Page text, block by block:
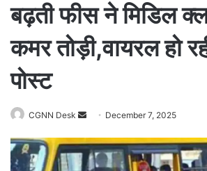
बढ़ती फीस ने मिडिल
कमर तोड़ी,वायरल हो
पोस्ट
CGNN Desk
n
d
December 7, 2025